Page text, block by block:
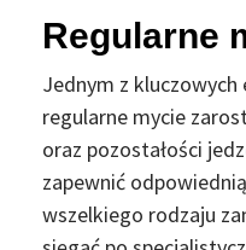
Regularne
Jednym z
regularne mycie
oraz pozostałości
zapewnić
wszelkiego rodzaju